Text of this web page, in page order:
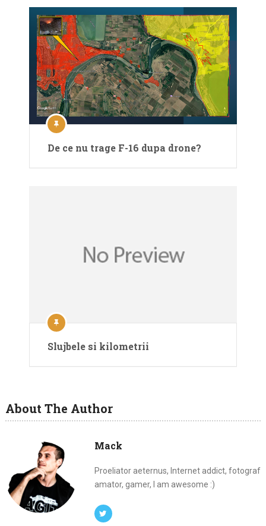
De ce nu trage F-16 dupa drone?
Slujbele si kilometrii
About The Author
Mack
Proeliator aeternus, Internet addict, fotograf
amator, gamer, I am awesome :)